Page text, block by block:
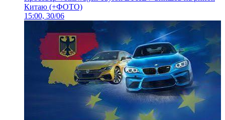
Китаю (+ФОТО)
15:00, 30/06